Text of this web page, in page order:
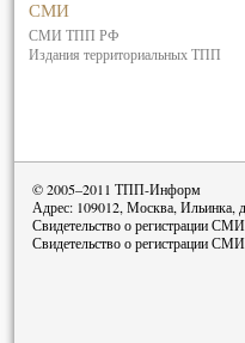
СМИ
СМИ ТПП РФ
Издания территориальных ТПП
© 2005–2011 ТПП-Информ
Адрес: 109012, Москва, Ильинка,
Свидетельство о регистрации
Свидетельство о регистрации